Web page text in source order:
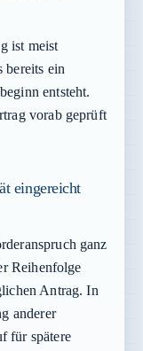
ist meist
bereits ein
entsteht.
vorab geprüft
eingereicht
ganz
Reihenfolge
Antrag. In
anderer
für spätere